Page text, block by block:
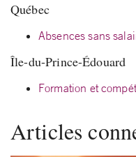
Québec
Absences sans
Île-du-Prince-Édouard
Formation et
Articles